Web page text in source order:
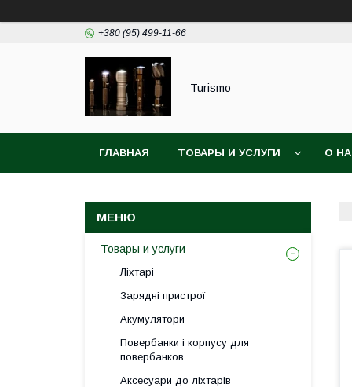
+380 (95) 499-11-66
Turismo
ГЛАВНАЯ ТОВАРЫ И УСЛУГИ О
Товары и услуги
Ліхтарі
Зарядні пристрої
Акумулятори
Повербанки і корпусу для
повербанков
Аксесуари до ліхтарів